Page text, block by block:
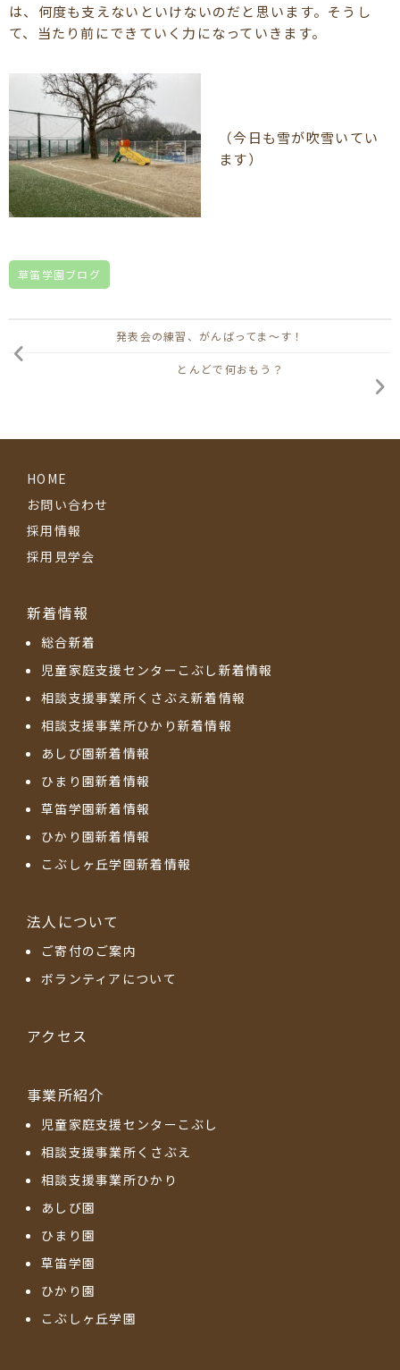
は、何度も支えないといけないのだと思います。そうし
て、当たり前にできていく力になっていきます。
（今日も雪が吹雪いてい
ます）
草笛学園ブログ
発表会の練習、がんばってま～す！
とんどで何おもう？
HOME
お問い合わせ
採用情報
採用見学会
新着情報
総合新着
児童家庭支援センターこぶし新着情報
相談支援事業所くさぶえ新着情報
相談支援事業所ひかり新着情報
あしび園新着情報
ひまり園新着情報
草笛学園新着情報
ひかり園新着情報
こぶしヶ丘学園新着情報
法人について
ご寄付のご案内
ボランティアについて
アクセス
事業所紹介
児童家庭支援センターこぶし
相談支援事業所くさぶえ
相談支援事業所ひかり
あしび園
ひまり園
草笛学園
ひかり園
こぶしヶ丘学園